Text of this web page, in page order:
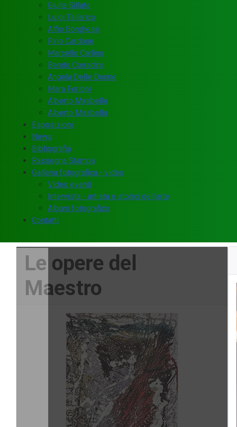
Giulia Sillato
Luigi Tallarico
Alfio Borghese
Rino Cardone
Marcello Carlino
Benito Corradini
Angela Delle Donne
Mara Ferloni
Alberto Mirabella
Alberto Mirabella
Esposizioni
News
Bibliografia
Rassegna Stampa
Galleria fotografica - video
Video eventi
Intervista - artista e storici dell'arte
Album fotografico
Contatti
Le opere del
Maestro